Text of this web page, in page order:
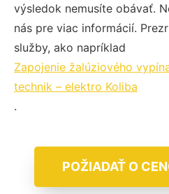
výsledok nemusíte obávať.
nás pre viac informácií.
služby, ako napríklad
Zapojenie žalúziového
technik – elektro Koliba
.
POŽIADAŤ O